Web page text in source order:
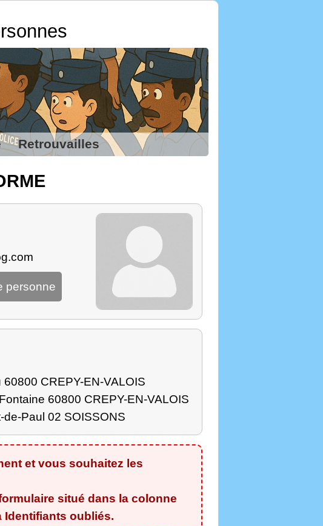
Retrouvailles
personne
CREPY-EN-VALOIS
60800 CREPY-EN-VALOIS
Paul 02 SOISSONS
et vous souhaitez les
situé dans la colonne
Identifiants oubliés.